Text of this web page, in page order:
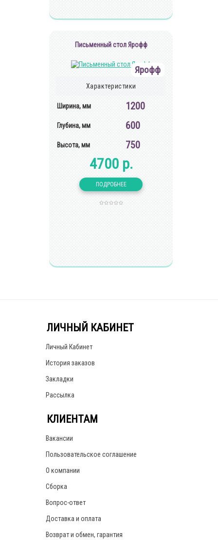
Письменный стол Ярофф
Ярофф
Характеристики
Ширина, мм 1200
Глубина, мм 600
Высота, мм 750
4700 р.
ЛИЧНЫЙ КАБИНЕТ
Личный Кабинет
История заказов
Закладки
Рассылка
КЛИЕНТАМ
Вакансии
Пользовательское соглашение
О компании
Сборка
Вопрос-ответ
Доставка и оплата
Возврат и обмен, гарантия